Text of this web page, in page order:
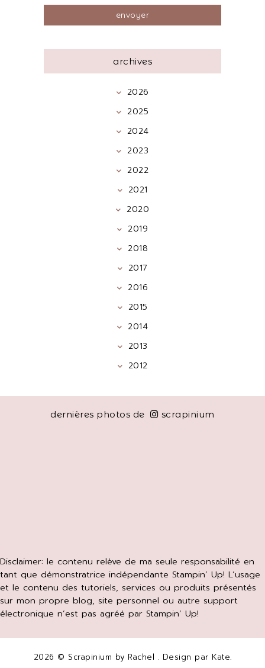
archives
2026
2025
2024
2023
2022
2021
2020
2019
2018
2017
2016
2015
2014
2013
2012
dernières photos de scrapinium
Disclaimer: le contenu relève de ma seule responsabilité en
tant que démonstratrice indépendante Stampin’ Up! L’usage
et le contenu des tutoriels, services ou produits présentés
sur mon propre blog, site personnel ou autre support
électronique n’est pas agréé par Stampin’ Up!
2026 © Scrapinium by Rachel . Design par Kate.